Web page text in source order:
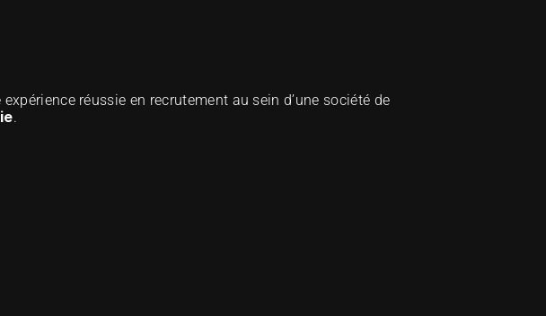
réussie en recrutement au sein d’une société de
.